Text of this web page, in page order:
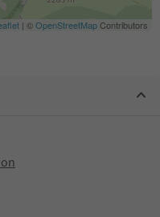
| ©OpenStreetMapContributors